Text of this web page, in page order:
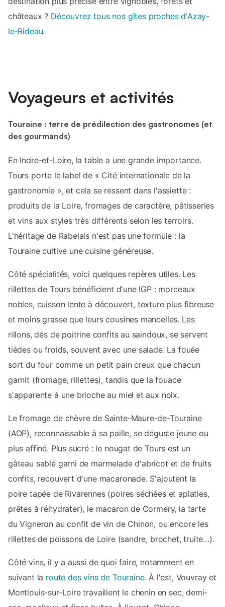
châteaux ? Découvrez tous nos gîtes proches d'Azay-
le-Rideau.
Voyageurs et activités
Touraine : terre de prédilection des gastronomes (et
des gourmands)
En Indre-et-Loire, la table a une grande importance.
Tours porte le label de « Cité internationale de la
gastronomie », et cela se ressent dans l'assiette :
produits de la Loire, fromages de caractère, pâtisseries
et vins aux styles très différents selon les terroirs.
L'héritage de Rabelais n'est pas une formule : la
Touraine cultive une cuisine généreuse.
Côté spécialités, voici quelques repères utiles. Les
rillettes de Tours bénéficient d'une IGP : morceaux
nobles, cuisson lente à découvert, texture plus fibreuse
et moins grasse que leurs cousines mancelles. Les
rillons, dés de poitrine confits au saindoux, se servent
tièdes ou froids, souvent avec une salade. La fouée
sort du four comme un petit pain creux que chacun
garnit (fromage, rillettes), tandis que la fouace
s'apparente à une brioche au miel et aux noix.
Le fromage de chèvre de Sainte-Maure-de-Touraine
(AOP), reconnaissable à sa paille, se déguste jeune ou
plus affiné. Plus sucré : le nougat de Tours est un
gâteau sablé garni de marmelade d'abricot et de fruits
confits, recouvert d'une macaronade. S'ajoutent la
poire tapée de Rivarennes (poires séchées et aplaties,
prêtes à réhydrater), le macaron de Cormery, la tarte
du Vigneron au confit de vin de Chinon, ou encore les
rillettes de poissons de Loire (sandre, brochet, truite…).
Côté vins, il y a aussi de quoi faire, notamment en
suivant la route des vins de Touraine. À l'est, Vouvray et
Montlouis-sur-Loire travaillent le chenin en sec, demi-